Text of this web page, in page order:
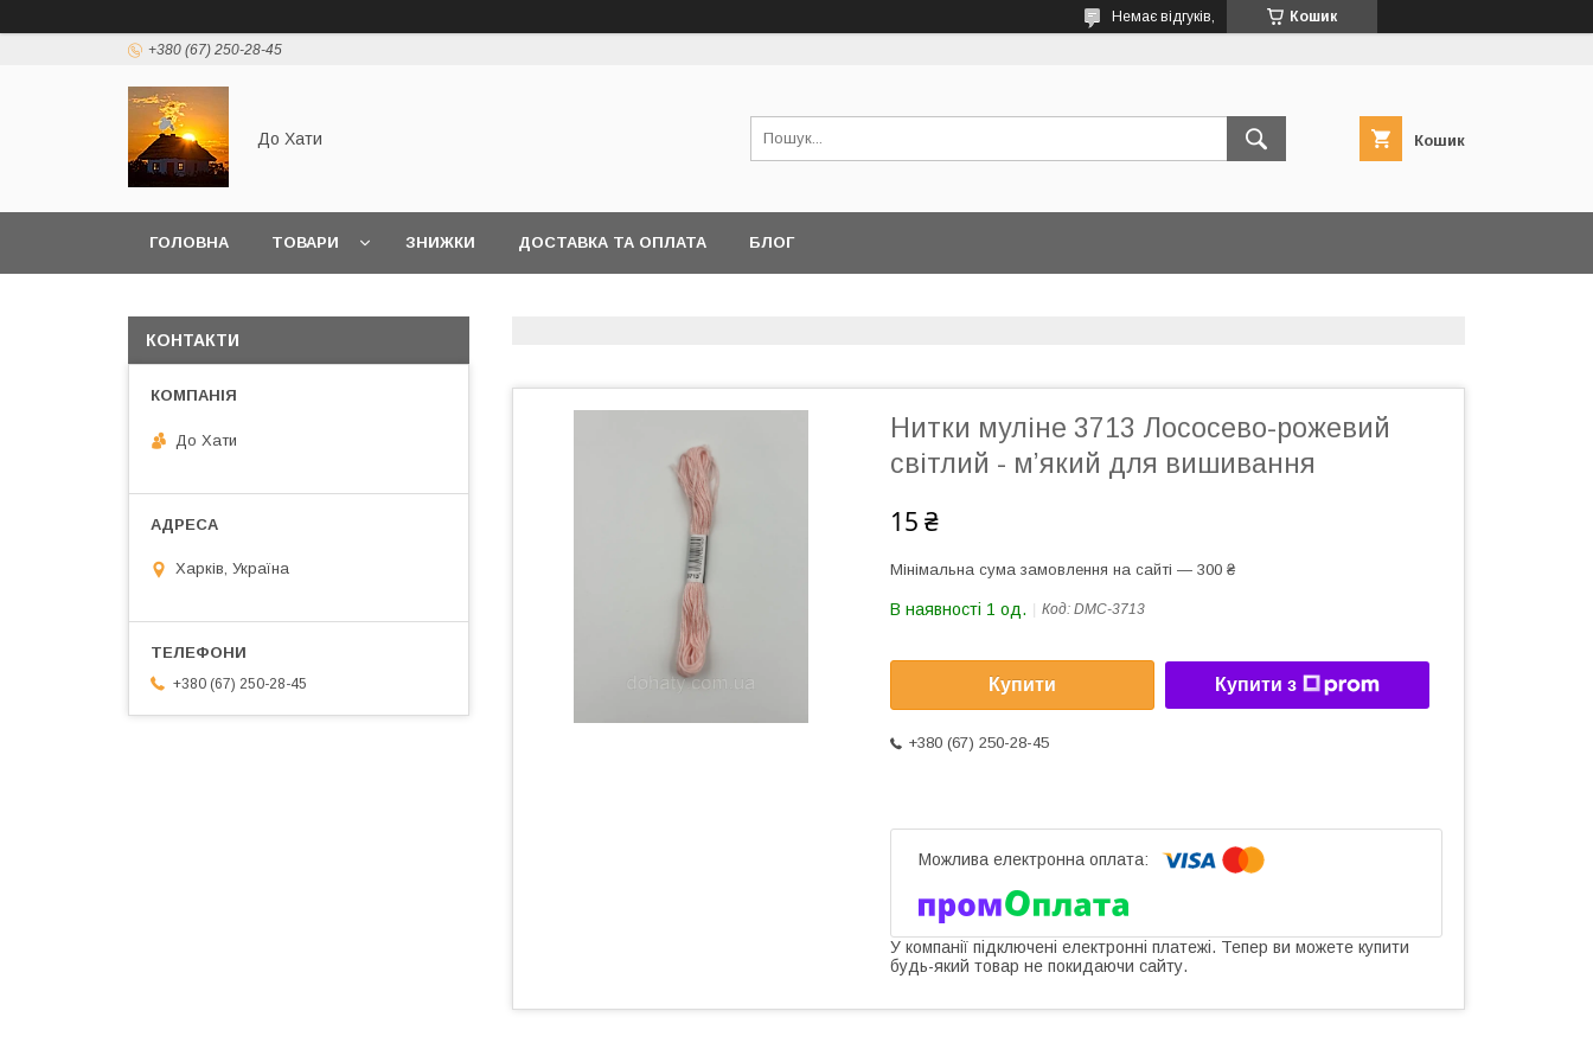
Кошик
Немає відгуків,
+380 (67) 250-28-45
До Хати Кошик
ГОЛОВНА ТОВАРИ ЗНИЖКИ ДОСТАВКА ТА ОПЛАТА БЛОГ
Нитки муліне 3713 Лососево-рожевий
світлий - м’який для вишивання
15 ₴
Мінімальна сума замовлення на сайті — 300 ₴
В наявності 1 од. Код: DMC-3713
Купити Купити з
+380 (67) 250-28-45
У компанії підключені електронні платежі. Тепер ви можете купити
будь-який товар не покидаючи сайту.
КОНТАКТИ
До Хати
Харків, Україна
+380 (67) 250-28-45